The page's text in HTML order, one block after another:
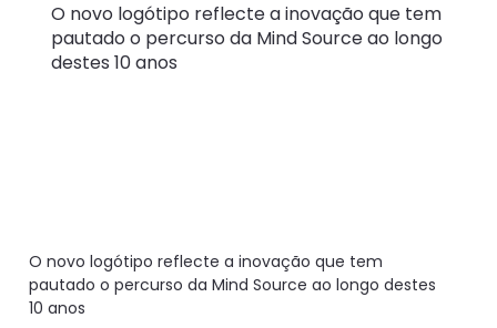
O novo logótipo reflecte a inovação que tem
pautado o percurso da Mind Source ao longo
destes 10 anos
O novo logótipo reflecte a inovação que tem
pautado o percurso da Mind Source ao longo destes
10 anos